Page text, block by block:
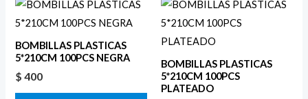
BOMBILLAS PLASTICAS
5*210CM 100PCS NEGRA
$ 400
BOMBILLAS PLASTICAS
5*210CM 100PCS
PLATEADO